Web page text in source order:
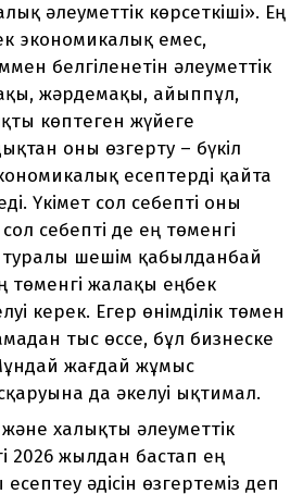
әлеуметтік көрсеткіші». Ең
экономикалық емес,
белгіленетін әлеуметтік
жәрдемақы, айыппұл,
көптеген жүйеге
оны өзгерту – бүкіл
есептерді қайта
Үкімет сол себепті оны
сол себепті де ең төменгі
шешім қабылданбай
төменгі жалақы еңбек
керек. Егер өнімділік төмен
тыс өссе, бұл бизнеске
жағдай жұмыс
да әкелуі ықтимал.
және халықты әлеуметтік
2026 жылдан бастап ең
әдісін өзгертеміз деп